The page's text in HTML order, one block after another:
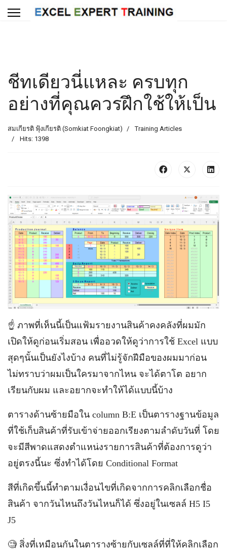
ชีทเดียวนี่แหละ ครบทุก
อย่างที่คุณควรฝึกใช้ให้เป็น
สมเกียรติ ฟุ้งเกียรติ (Somkiat Foongkiat)
Training Articles
Hits: 1398
☝️ ภาพที่เห็นนี้เป็นแฟ้มรายงานสินค้าคงคลังที่ผมมัก
เปิดให้ดูก่อนเริ่มสอน เพื่ออวดให้ดูว่าการใช้ Excel แบบ
สุดๆนั้นเป็นยังไงบ้าง คนที่ไม่รู้จักฝีมือของผมมาก่อน
ไม่ทราบว่าผมเป็นใครมาจากไหน จะได้ตาโต อยาก
เรียนกับผม และอยากจะทำให้ได้แบบนี้บ้าง
ตารางด้านซ้ายมือใน column B:E เป็นตารางฐานข้อมูล
ที่ใช้เก็บสินค้าที่รับเข้าจ่ายออกเรียงตามลำดับวันที่ โดย
จะมีสีพาดแสดงตำแหน่งรายการสินค้าที่ต้องการดูว่า
อยู่ตรงนี้นะ ซึ่งทำได้โดย Conditional Format
สีที่เกิดขึ้นนี้ทำตามเงื่อนไขที่เกิดจากการคลิกเลือกชื่อ
สินค้า จากวันไหนถึงวันไหนก็ได้ ซึ่งอยู่ในเซลล์ H5 I5
J5
🧐 สิ่งที่เหมือนกันในตารางซ้ายกับเซลล์ที่ที่ให้คลิกเลือก